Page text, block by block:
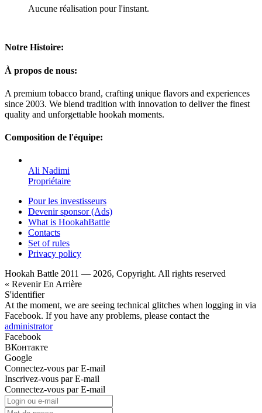
Aucune réalisation pour l'instant.
Notre Histoire:
À propos de nous:
A premium tobacco brand, crafting unique flavors and experiences
since 2003. We blend tradition with innovation to deliver the finest
quality and unforgettable hookah moments.
Composition de l'équipe:
Ali Nadimi
Propriétaire
Pour les investisseurs
Devenir sponsor (Ads)
What is HookahBattle
Contacts
Set of rules
Privacy policy
Hookah Battle 2011 — 2026, Copyright. All rights reserved
« Revenir En Arrière
S'identifier
At the moment, we are seeing technical glitches when logging in via
Facebook. If you have any problems, please contact the
administrator
Facebook
ВКонтакте
Google
Connectez-vous par E-mail
Inscrivez-vous par E-mail
Connectez-vous par E-mail